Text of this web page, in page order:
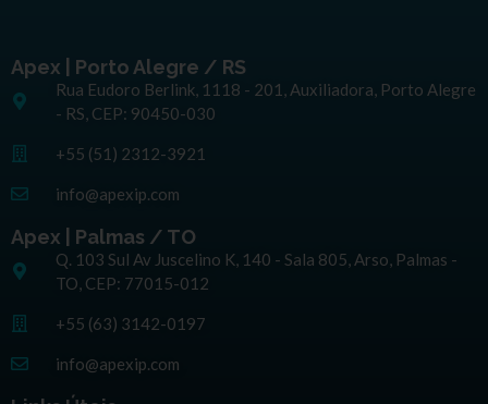
Apex | Porto Alegre / RS
Rua Eudoro Berlink, 1118 - 201, Auxiliadora, Porto Alegre
- RS, CEP: 90450-030
+55 (51) 2312-3921
info@apexip.com
Apex | Palmas / TO
Q. 103 Sul Av Juscelino K, 140 - Sala 805, Arso, Palmas -
TO, CEP: 77015-012
+55 (63) 3142-0197
info@apexip.com